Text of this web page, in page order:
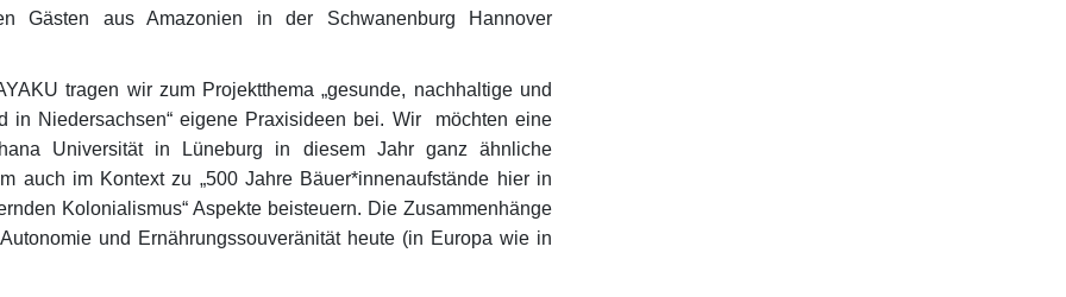
Gästen aus Amazonien in der Schwanenburg Hannover
tragen wir zum Projektthema „gesunde, nachhaltige und
in Niedersachsen“ eigene Praxisideen bei. Wir möchten eine
Universität in Lüneburg in diesem Jahr ganz ähnliche
auch im Kontext zu „500 Jahre Bäuer*innenaufstände hier in
Kolonialismus“ Aspekte beisteuern. Die Zusammenhänge
und Ernährungssouveränität heute (in Europa wie in